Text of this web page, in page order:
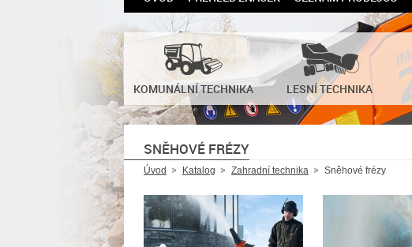
KOMUNÁLNÍ TECHNIKA LESNÍ TECHNIKA
SNĚHOVÉ FRÉZY
Úvod Katalog Zahradní technika Sněhové frézy